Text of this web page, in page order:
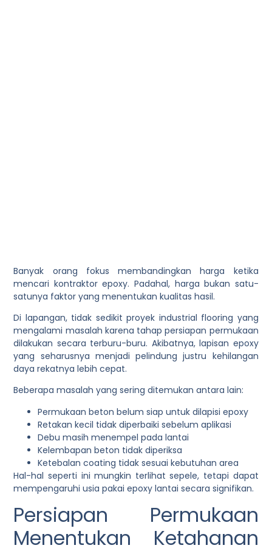
Banyak orang fokus membandingkan harga ketika
mencari kontraktor epoxy. Padahal, harga bukan satu-
satunya faktor yang menentukan kualitas hasil.
Di lapangan, tidak sedikit proyek industrial flooring yang
mengalami masalah karena tahap persiapan permukaan
dilakukan secara terburu-buru. Akibatnya, lapisan epoxy
yang seharusnya menjadi pelindung justru kehilangan
daya rekatnya lebih cepat.
Beberapa masalah yang sering ditemukan antara lain:
Permukaan beton belum siap untuk dilapisi epoxy
Retakan kecil tidak diperbaiki sebelum aplikasi
Debu masih menempel pada lantai
Kelembapan beton tidak diperiksa
Ketebalan coating tidak sesuai kebutuhan area
Hal-hal seperti ini mungkin terlihat sepele, tetapi dapat
mempengaruhi usia pakai epoxy lantai secara signifikan.
Persiapan Permukaan
Menentukan Ketahanan